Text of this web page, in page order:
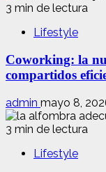
3 min de lectura
Lifestyle
Coworking: la
compartidos
admin mayo 8,
3 min de lectura
Lifestyle